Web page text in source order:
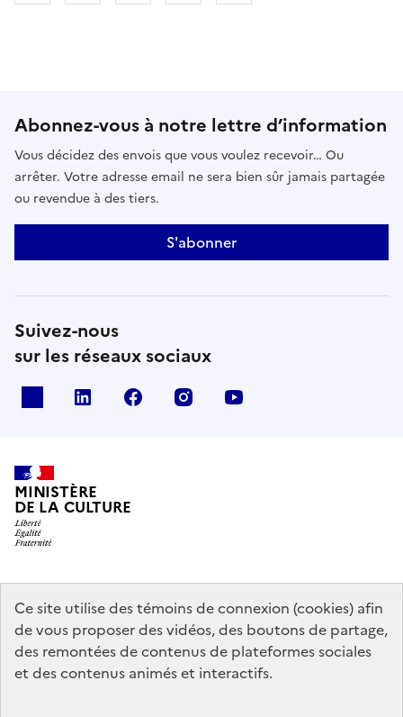
Ce site utilise des témoins de connexion (cookies) afin
de vous proposer des vidéos, des boutons de partage,
des remontées de contenus de plateformes sociales
et des contenus animés et interactifs.
Abonnez-vous à notre lettre d’information
Vous décidez des envois que vous voulez recevoir… Ou
arrêter. Votre adresse email ne sera bien sûr jamais partagée
ou revendue à des tiers.
S'abonner
Suivez-nous
sur les réseaux sociaux
linkedin facebook instagram
MINISTÈRE
DE LA CULTURE
data.gouv.fr legifrance.gouv.fr
info.gouv.fr
service-public.gouv.fr